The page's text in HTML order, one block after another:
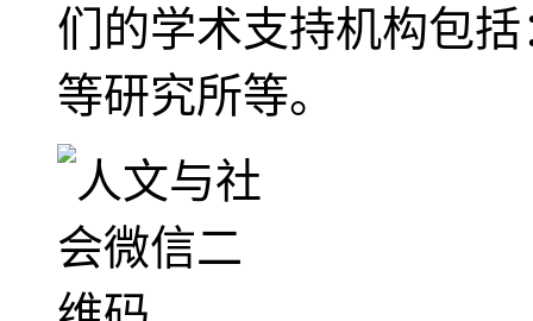
们的学术支持机构包
等研究所等。